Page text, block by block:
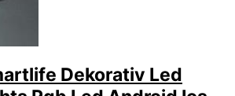
Dekorativ Led